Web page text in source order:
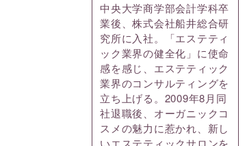
中央大学商学部会計学科卒
業後、株式会社船井総合研
究所に入社。「エステティ
ック業界の健全化」に使命
感を感じ、エステティック
業界のコンサルティングを
立ち上げる。2009年8月同
社退職後、オーガニックコ
スメの魅力に惹かれ、新し
いエステティックサロンを